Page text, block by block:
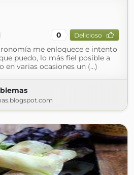
0 Delicioso
me enloquece e intento
puedo, lo más fiel posible a
en varias ocasiones un (...)